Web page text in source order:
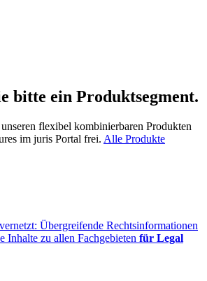
bitte ein Produktsegment.
flexibel kombinierbaren Produkten
im juris Portal frei. Alle Produkte
Übergreifende Rechtsinformationen
Inhalte zu allen Fachgebieten für Legal